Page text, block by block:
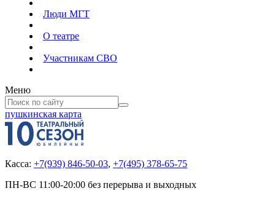
Люди МГТ
О театре
Участникам СВО
Меню
пушкинская карта
Касса: +7(939) 846-50-03, +7(495) 378-65-75
ПН-ВС 11:00-20:00 без перерыва и выходных